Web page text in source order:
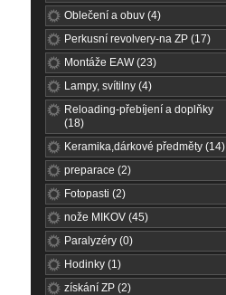
Oblečení a obuv (4)
Perkusní revolvery-na ZP (17)
Montáže EAW (23)
Lampy, svítilny (4)
Reloading-přebíjení a doplňky
(18)
Keramika,dárkové předměty (14)
preparace (2)
Fotopasti (2)
nože MIKOV (45)
Paralyzéry (0)
Hodinky (1)
získání ZP (2)